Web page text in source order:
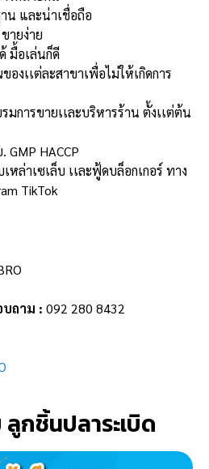
น และน่าเชื่อถือ
ายง่าย
มื้อเล่นก็ดี
องเเต่ละสาขาเพื่อไม่ให้เกิดการ
การขายเเละบริหารร้าน ตั้งเเต่ต้น
HACCP
หล่าเซเล็บ เเละฟู้ดบล็อกเกอร์ ทาง
TikTok
ถาม : 092 280 8432
กชิ้นปลาระเบิด